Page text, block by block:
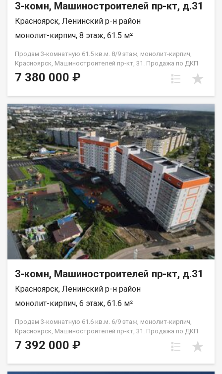
3-комн, Машиностроителей пр-кт, д.31
Красноярск, Ленинский р-н район
монолит-кирпич, 8 этаж, 61.5 м²
Продам 3-комнатную 61.5 кв.м. 8/9 этаж, монолит-кирпич,
Красноярск, Машиностроителей пр-кт, 31. Продажа по ДКП
НЕ ОТ ЗАСТРОЙЩИКА
7 380 000 ₽
3-комн, Машиностроителей пр-кт, д.31
Красноярск, Ленинский р-н район
монолит-кирпич, 6 этаж, 61.6 м²
Продам 3-комнатную 61.6 кв.м. 6/9 этаж, монолит-кирпич,
Красноярск, Машиностроителей пр-кт, 31. Продажа по ДКП
НЕ ОТ ЗАСТРОЙЩИКА
7 392 000 ₽